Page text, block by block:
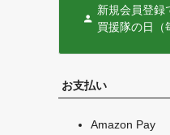
新規会員登録
買援隊の日（
お支払い
Amazon Pay